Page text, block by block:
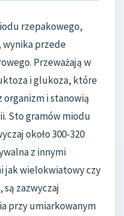
rzepakowego,
wynika przede
Przeważają w
i glukoza, które
organizm i stanowią
Sto gramów miodu
około 300-320
z innymi
jak wielokwiatowy czy
są zazwyczaj
przy umiarkowanym